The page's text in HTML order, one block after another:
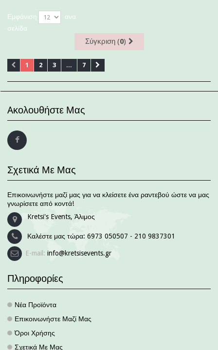
Εμφάνιση
ανα
σελίδα
Σύγκριση (0)
1 2 3 ... 7
Aκολουθήστε Μας
Σχετικά Με Μας
Επικοινωνήστε μαζί μας για να κλείσετε ένα ραντεβού ώστε να μας
γνωρίσετε από κοντά!
Kretsi's Events, Άλιμος
Καλέστε μας τώρα: 6973 050507 - 210 9837301
E-mail: info@kretsisevents.gr
Πληροφορίες
. Νέα Προϊόντα
. Επικοινωνήστε Μαζί Μας
. Όροι Χρήσης
Σχετικά Με Μας